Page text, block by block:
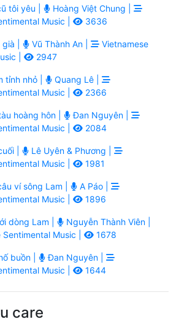
tôi yêu |
Hoàng Việt Chung |
Music |
3636
| Vũ Thành An |
Vietnamese
|
2947
tỉnh nhỏ |
Quang Lê |
Music |
2366
hoàng hôn |
Đan Nguyên |
Music |
2084
|
Lê Uyên & Phương |
Music |
1981
ví sông Lam |
A Páo |
Music |
1896
dòng Lam |
Nguyễn Thành Viên |
Music |
1678
buồn |
Đan Nguyên |
Music |
1644
care